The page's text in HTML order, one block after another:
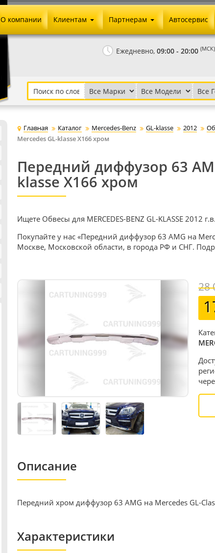
Ежедневно, 09:00 - 20:00 (МСК)
О компании Клиентам
Как сделать заказ
Установка на авто
Письмо директору
Партнерам
Агентское вознаграждение
Скачать прайс
Автосервис
Главная Каталог Mercedes-Benz GL-klasse 2012
Mercedes GL-klasse X166 хром
Передний диффузор 63
klasse X166 хром
Ищете Обвесы для MERCEDES-BENZ GL-KLASSE 2012
Покупайте у нас «Передний диффузор 63 AMG на
Москве, Московской области, в города РФ и СНГ.
28
Описание
Передний хром диффузор 63 AMG на Mercedes GL-
Характеристики